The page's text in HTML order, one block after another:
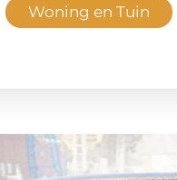
Woning en Tuin